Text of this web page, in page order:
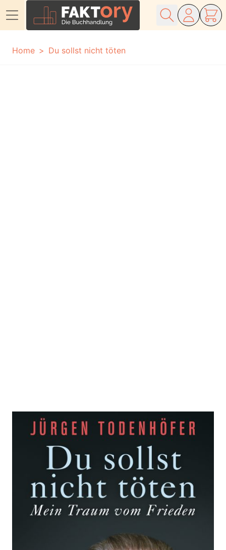
Home
Du sollst nicht töten
Du sollst nicht
töten